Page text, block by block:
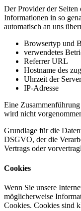
Der Provider der Seiten
Informationen in so
automatisch an uns
Browsertyp und
verwendetes
Referrer URL
Hostname des
Uhrzeit der
IP-Adresse
Eine
wird nicht
Grundlage für die
DSGVO, der die
Vertrags oder
Cookies
Wenn Sie unsere
möglicherweise
Cookies. Cookies sind